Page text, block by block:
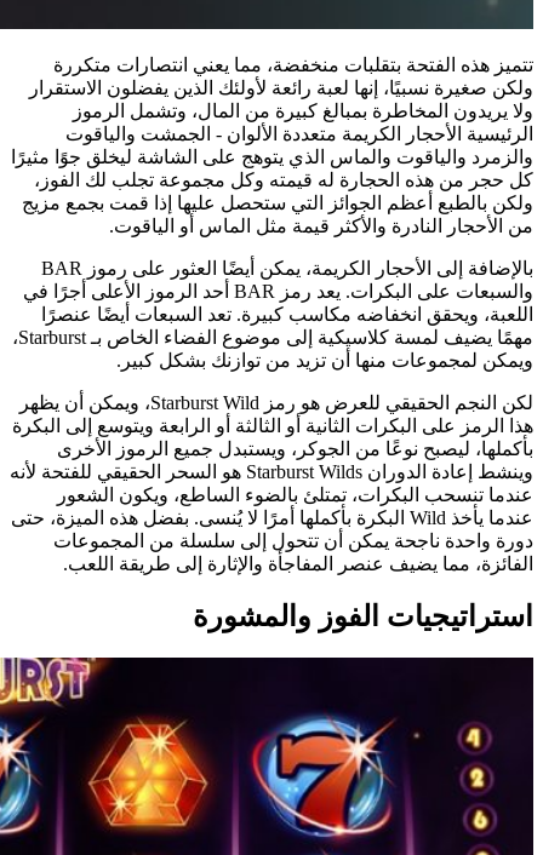
تتميز هذه الفتحة بتقلبات منخفضة، مما يعني انتصارات متكررة
ولكن صغيرة نسبيًا، إنها لعبة رائعة لأولئك الذين يفضلون الاستقرار
ولا يريدون المخاطرة بمبالغ كبيرة من المال، وتشمل الرموز
الرئيسية الأحجار الكريمة متعددة الألوان - الجمشت والياقوت
والزمرد والياقوت والماس الذي يتوهج على الشاشة ليخلق جوًا مثيرًا
كل حجر من هذه الحجارة له قيمته وكل مجموعة تجلب لك الفوز،
ولكن بالطبع أعظم الجوائز التي ستحصل عليها إذا قمت بجمع مزيج
من الأحجار النادرة والأكثر قيمة مثل الماس أو الياقوت.
بالإضافة إلى الأحجار الكريمة، يمكن أيضًا العثور على رموز BAR
والسبعات على البكرات. يعد رمز BAR أحد الرموز الأعلى أجرًا في
اللعبة، ويحقق انخفاضه مكاسب كبيرة. تعد السبعات أيضًا عنصرًا
مهمًا يضيف لمسة كلاسيكية إلى موضوع الفضاء الخاص بـ Starburst،
ويمكن لمجموعات منها أن تزيد من توازنك بشكل كبير.
لكن النجم الحقيقي للعرض هو رمز Starburst Wild، ويمكن أن يظهر
هذا الرمز على البكرات الثانية أو الثالثة أو الرابعة ويتوسع إلى البكرة
بأكملها، ليصبح نوعًا من الجوكر، ويستبدل جميع الرموز الأخرى
وينشط إعادة الدوران Starburst Wilds هو السحر الحقيقي للفتحة لأنه
عندما تنسحب البكرات، تمتلئ بالضوء الساطع، ويكون الشعور
عندما يأخذ Wild البكرة بأكملها أمرًا لا يُنسى. بفضل هذه الميزة، حتى
دورة واحدة ناجحة يمكن أن تتحول إلى سلسلة من المجموعات
الفائزة، مما يضيف عنصر المفاجأة والإثارة إلى طريقة اللعب.
استراتيجيات الفوز والمشورة